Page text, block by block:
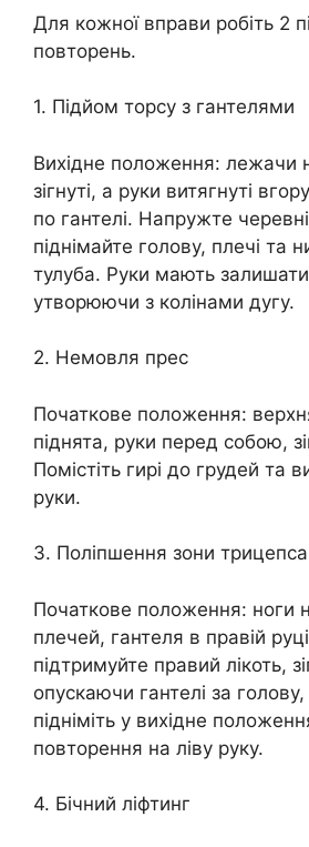
Для кожної вправи робіть 2
повторень.
1. Підйом торсу з гантелями
Вихідне положення: лежачи
зігнуті, а руки витягнуті
по гантелі. Напружте
піднімайте голову, плечі та
тулуба. Руки мають
утворюючи з колінами дугу.
2. Немовля прес
Початкове положення:
піднята, руки перед собою,
Помістіть гирі до грудей та
руки.
3. Поліпшення зони трицепса
Початкове положення: ноги
плечей, гантеля в правій
підтримуйте правий лікоть,
опускаючи гантелі за голову,
підніміть у вихідне
повторення на ліву руку.
4. Бічний ліфтинг